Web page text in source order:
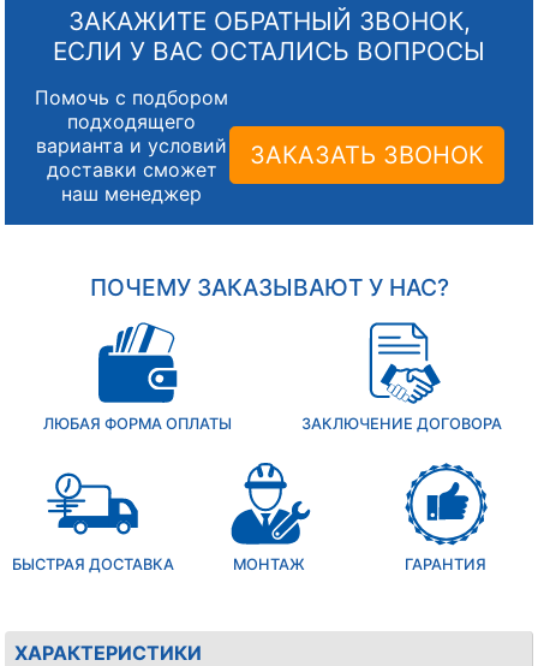
ЗАКАЖИТЕ ОБРАТНЫЙ ЗВОНОК,
ЕСЛИ У ВАС ОСТАЛИСЬ ВОПРОСЫ
Помочь с подбором
подходящего
варианта и условий
доставки сможет
наш менеджер
ЗАКАЗАТЬ ЗВОНОК
ПОЧЕМУ ЗАКАЗЫВАЮТ У НАС?
ЛЮБАЯ ФОРМА ОПЛАТЫ ЗАКЛЮЧЕНИЕ ДОГОВОРА
БЫСТРАЯ ДОСТАВКА МОНТАЖ ГАРАНТИЯ
ХАРАКТЕРИСТИКИ